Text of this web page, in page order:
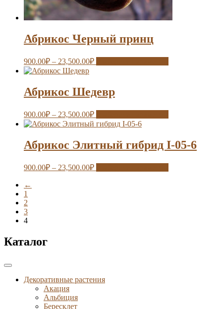
Абрикос Черный принц
900.00₽ – 23,500.00₽
Абрикос Шедевр
900.00₽ – 23,500.00₽
Абрикос Элитный гибрид I-05-6
900.00₽ – 23,500.00₽
←
1
2
3
4
Каталог
Декоративные растения
Акация
Альбиция
Бересклет